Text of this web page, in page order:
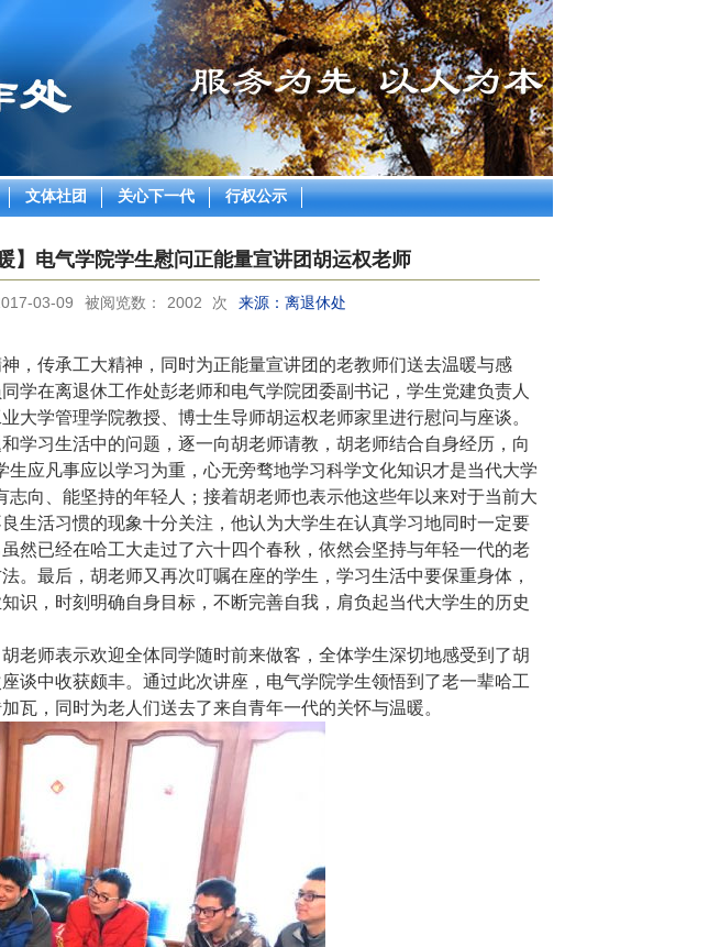
文体社团 关心下一代 行权公示
】电气学院学生慰问正能量宣讲团胡运权老师
03-09 被阅览数： 2002 次 来源：离退休处
神，传承工大精神，同时为正能量宣讲团的老教师们送去温暖与感
学在离退休工作处彭老师和电气学院团委副书记，学生党建负责人
大学管理学院教授、博士生导师胡运权老师家里进行慰问与座谈。
学习生活中的问题，逐一向胡老师请教，胡老师结合自身经历，向
生应凡事应以学习为重，心无旁骛地学习科学文化知识才是当代大学
志向、能坚持的年轻人；接着胡老师也表示他这些年以来对于当前大
生活习惯的现象十分关注，他认为大学生在认真学习地同时一定要
然已经在哈工大走过了六十四个春秋，依然会坚持与年轻一代的老
。最后，胡老师又再次叮嘱在座的学生，学习生活中要保重身体，
识，时刻明确自身目标，不断完善自我，肩负起当代大学生的历史
老师表示欢迎全体同学随时前来做客，全体学生深切地感受到了胡
谈中收获颇丰。 通过此次讲座，电气学院学生领悟到了老一辈哈工
瓦，同时为老人们送去了来自青年一代的关怀与温暖。